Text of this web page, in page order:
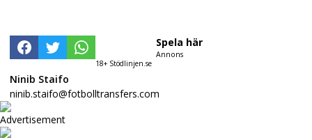
18+ Stödlinjen.se
Spela här
Annons
Ninib Staifo
ninib.staifo@fotbolltransfers.com